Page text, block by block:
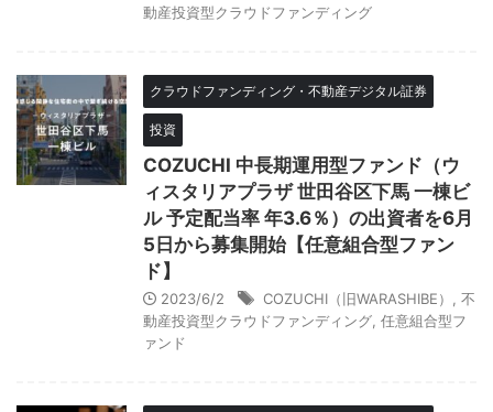
動産投資型クラウドファンディング
クラウドファンディング・不動産デジタル証券
投資
COZUCHI 中長期運用型ファンド（ウ
ィスタリアプラザ 世田谷区下馬 一棟ビ
ル 予定配当率 年3.6％）の出資者を6月
5日から募集開始【任意組合型ファン
ド】
2023/6/2 COZUCHI（旧WARASHIBE）
不
動産投資型クラウドファンディング 任意組合型フ
ァンド